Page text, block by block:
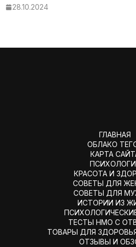
28.10.2024
ГЛАВНАЯ
ОБЛАКО
КАРТА
КРАСОТА И
СОВЕТЫ ДЛЯ
СОВЕТЫ ДЛЯ
ИСТОРИИ ИЗ
ТЕСТЫ НМО С
ТОВАРЫ ДЛЯ
ОТЗЫВЫ И